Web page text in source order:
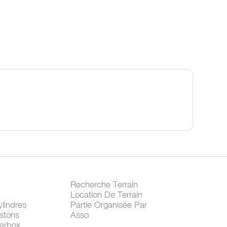
Recherche Terrain
Location De Terrain
Partie Organisée Par
Asso